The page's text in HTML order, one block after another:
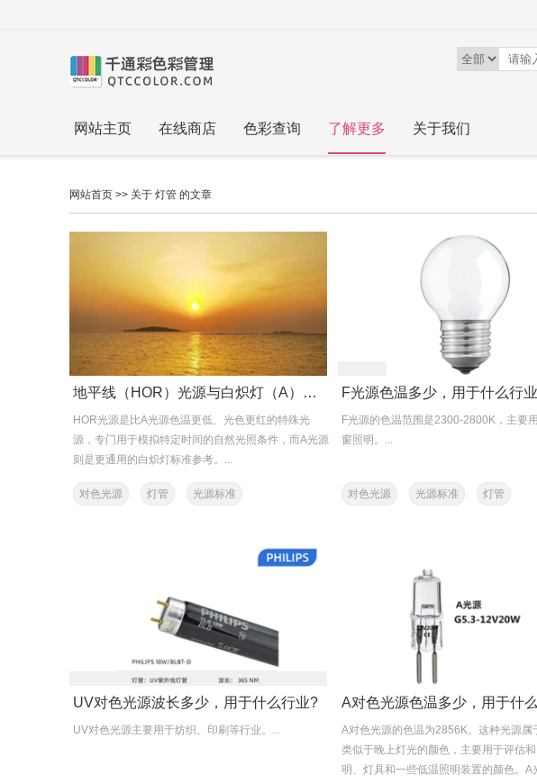
网站主页 在线商店 色彩查询 了解更多 关于我们
网站首页 >> 关于 灯管 的文章
地平线（HOR）光源与白炽灯（A）光源区别在哪里
HOR光源是比A光源色温更低、光色更红的特殊光
源，专门用于模拟特定时间的自然光照条件，而A光源
则是更通用的白炽灯标准参考。‌...
对色光源 灯管 光源标准
F光源色温多少，用于什么行
F光源的色温范围是2300-2800K，主要
窗照明。‌...
对色光源 光源标准 灯管
UV对色光源波长多少，用于什么行业?
UV对色光源主要用于纺织、印刷等行业。‌...
A对色光源色温多少，用于什
A对色光源的色温为2856K。‌这种光源属
类似于晚上灯光的颜色，主要用于评估
明、灯具和一些低温照明装置的颜色。A